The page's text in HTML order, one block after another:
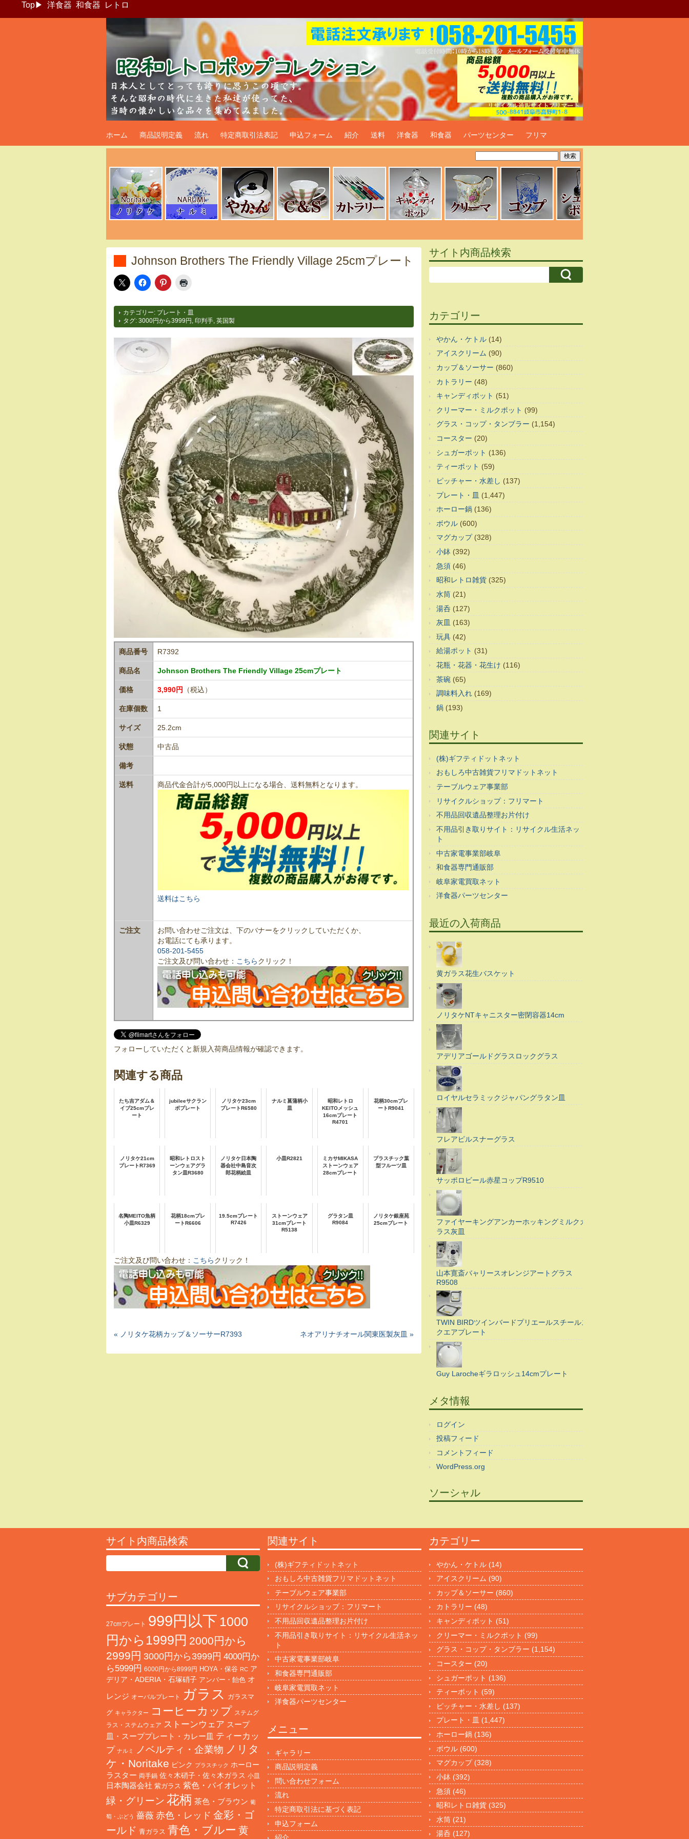
Top▶ 洋食器 和食器 レトロ
昭和レトロポップ食器生活雑貨通販＠フリマート
ホーム 商品説明定義 流れ 特定商取引法表記 申込フォーム 紹介 送料 洋食器 和食器 パーツセンター フリマ
Johnson Brothers The Friendly Village 25cmプレート
カテゴリー: プレート・皿
タグ: 3000円から3999円 印判手 英国製
商品番号 R7392
商品名 Johnson Brothers The Friendly Village 25cmプレート
価格 3,990円 （税込）
在庫個数 1
サイズ 25.2cm
状態 中古品
備考
送料 商品代金合計が5,000円以上になる場合、送料無料となります。
送料はこちら
ご注文
お問い合わせご注文は、下のバナーをクリックしていただくか、
お電話にても承ります。
058-201-5455
ご注文及び問い合わせ： こちらクリック！
フォローしていただくと新規入荷商品情報が確認できます。
関連する商品
たち吉アダム＆
イブ25cmプレ
ート
jubileeサクラン
ボプレート
ノリタケ23cm
プレートR6580
ナルミ菖蒲柄小
皿
昭和レトロ
KEITOメッシュ
16cmプレート
R4701
花柄30cmプレ
ートR9041
ノリタケ21cm
プレートR7369
昭和レトロスト
ーンウェアグラ
タン皿R3680
ノリタケ日本陶
器会社中島音次
郎花柄絵皿
小皿R2821
ミカサMIKASA
ストーンウェア
28cmプレート
プラスチック葉
型フルーツ皿
名陶MEITO魚柄
小皿R6329
花柄18cmプレ
ートR6606
19.5cmプレート
R7426
ストーンウェア
31cmプレート
R5138
グラタン皿
R9084
ノリタケ銀座苑
25cmプレート
ご注文及び問い合わせ： こちらクリック！
« ノリタケ花柄カップ＆ソーサーR7393 ネオアリナチオール関東医製灰皿 »
サイト内商品検索
カテゴリー
やかん・ケトル (14)
アイスクリーム (90)
カップ＆ソーサー (860)
カトラリー (48)
キャンディポット (51)
クリーマー・ミルクポット (99)
グラス・コップ・タンブラー (1,154)
コースター (20)
シュガーポット (136)
ティーポット (59)
ピッチャー・水差し (137)
プレート・皿 (1,447)
ホーロー鍋 (136)
ボウル (600)
マグカップ(328)
小鉢 (392)
急須 (46)
昭和レトロ雑貨 (325)
水筒 (21)
湯呑 (127)
灰皿 (163)
玩具 (42)
給湯ポット (31)
花瓶・花器・花生け (116)
茶碗 (65)
調味料入れ (169)
鍋 (193)
関連サイト
(株)ギフティドットネット
おもしろ中古雑貨フリマドットネット
テーブルウェア事業部
リサイクルショップ：フリマート
不用品回収遺品整理お片付け
不用品引き取りサイト：リサイクル生活ネッ
ト
中古家電事業部岐阜
和食器専門通販部
岐阜家電買取ネット
洋食器パーツセンター
最近の入荷商品
黄ガラス花生バスケット
ノリタケNTキャニスター密閉容器14cm
アデリアゴールドグラスロックグラス
ロイヤルセラミックジャパングラタン皿
フレアピルスナーグラス
サッポロビール赤星コップR9510
ファイヤーキングアンカーホッキングミルクガ
ラス灰皿
山本寛斎バャリースオレンジアートグラス
R9508
TWIN BIRDツインバードプリエールスチールス
クエアプレート
Guy Larocheギラロッシュ14cmプレート
メタ情報
ログイン
投稿フィード
コメントフィード
WordPress.org
ソーシャル
サイト内商品検索 関連サイト
(株)ギフティドットネット
おもしろ中古雑貨フリマドットネット
テーブルウェア事業部
リサイクルショップ：フリマート
不用品回収遺品整理お片付け
不用品引き取りサイト：リサイクル生活ネッ
ト
中古家電事業部岐阜
和食器専門通販部
岐阜家電買取ネット
洋食器パーツセンター
カテゴリー
やかん・ケトル (14)
アイスクリーム (90)
カップ＆ソーサー (860)
カトラリー (48)
キャンディポット (51)
クリーマー・ミルクポット (99)
グラス・コップ・タンブラー (1,154)
コースター (20)
シュガーポット (136)
ティーポット (59)
ピッチャー・水差し (137)
プレート・皿 (1,447)
ホーロー鍋 (136)
ボウル (600)
マグカップ(328)
小鉢 (392)
急須 (46)
昭和レトロ雑貨 (325)
水筒 (21)
湯呑 (127)
サブカテゴリー
27cmプレート 999円以下 1000
円から1999円 2000円から
2999円 3000円から3999円 4000円か
ら5999円 6000円から8999円 HOYA・保谷 RC ア
デリア・ADERIA・石塚硝子 アンバー・飴色 オ
レンジ オーバルプレート ガラス ガラスマ
グ キャラクター コーヒーカップ ステムグ
ラス・ステムウェア ストーンウェア スープ
皿・スーププレート・カレー皿 ティーカッ
プ ナルミ ノベルティ・企業物 ノリタ
ケ・Noritake ピンク プラスチック ホーロー
ラスター 両手鍋 佐々木硝子・佐々木ガラス 小皿
日本陶器会社 紫ガラス 紫色・バイオレット
緑・グリーン 花柄 茶色・ブラウン 葡
萄・ぶどう 薔薇 赤色・レッド 金彩・ゴ
ールド 青ガラス 青色・ブルー 黄
メニュー
ギャラリー
商品説明定義
問い合わせフォーム
流れ
特定商取引法に基づく表記
申込フォーム